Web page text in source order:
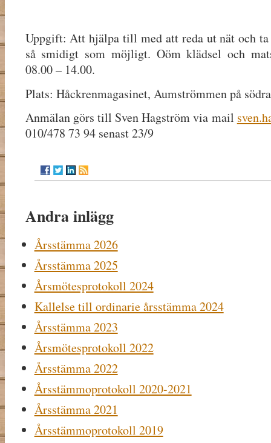
Uppgift: Att hjälpa till med att reda ut nät och
så smidigt som möjligt. Oöm klädsel och
08.00 – 14.00.
Plats: Håckrenmagasinet, Aumströmmen på
Anmälan görs till Sven Hagström via mail
010/478 73 94 senast 23/9
Andra inlägg
Årsstämma 2026
Årsstämma 2025
Årsmötesprotokoll 2024
Kallelse till ordinarie årsstämma 2024
Årsstämma 2023
Årsmötesprotokoll 2022
Årsstämma 2022
Årsstämmoprotokoll 2020-2021
Årsstämma 2021
Årsstämmoprotokoll 2019